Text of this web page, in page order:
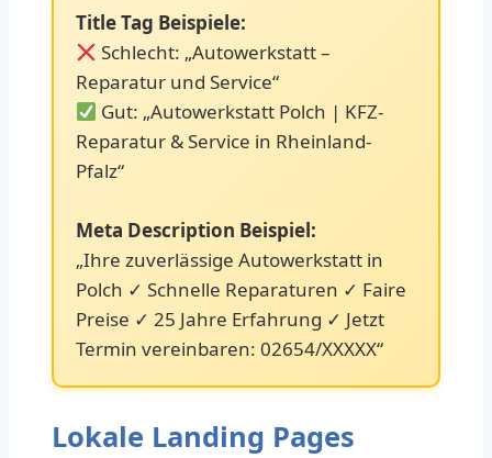
Title Tag Beispiele:
Schlecht: „Autowerkstatt –
Reparatur und Service“
Gut: „Autowerkstatt Polch | KFZ-
Reparatur & Service in Rheinland-
Pfalz“
Meta Description Beispiel:
„Ihre zuverlässige Autowerkstatt in
Polch ✓ Schnelle Reparaturen ✓ Faire
Preise ✓ 25 Jahre Erfahrung ✓ Jetzt
Termin vereinbaren: 02654/XXXXX“
Lokale Landing Pages